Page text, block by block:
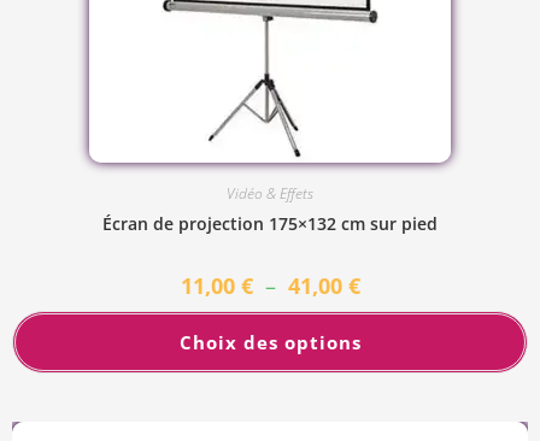
Vidéo & Effets
Écran de projection 175×132 cm sur pied
11,00 € – 41,00 €
Choix des options